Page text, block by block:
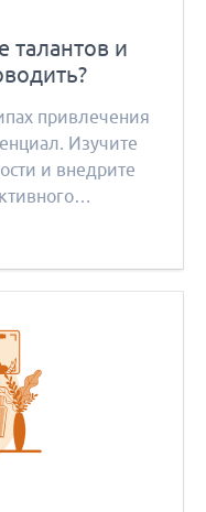
талантов и
привлечения
Изучите
и внедрите